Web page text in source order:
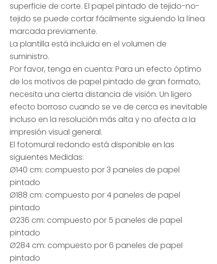
superficie de corte. El papel pintado de tejido-no-
tejido se puede cortar fácilmente siguiendo la línea
marcada previamente.
La plantilla está incluida en el volumen de
suministro.
Por favor, tenga en cuenta: Para un efecto óptimo
de los motivos de papel pintado de gran formato,
necesita una cierta distancia de visión. Un ligero
efecto borroso cuando se ve de cerca es inevitable
incluso en la resolución más alta y no afecta a la
impresión visual general.
El fotomural redondo está disponible en las
siguientes Medidas:
Ø140 cm: compuesto por 3 paneles de papel
pintado
Ø188 cm: compuesto por 4 paneles de papel
pintado
Ø236 cm: compuesto por 5 paneles de papel
pintado
Ø284 cm: compuesto por 6 paneles de papel
pintado